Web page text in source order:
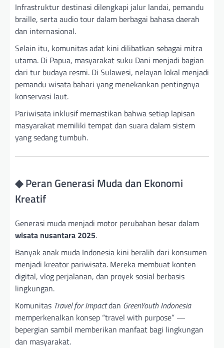
Infrastruktur destinasi dilengkapi jalur landai, pemandu
braille, serta audio tour dalam berbagai bahasa daerah
dan internasional.
Selain itu, komunitas adat kini dilibatkan sebagai mitra
utama. Di Papua, masyarakat suku Dani menjadi bagian
dari tur budaya resmi. Di Sulawesi, nelayan lokal menjadi
pemandu wisata bahari yang menekankan pentingnya
konservasi laut.
Pariwisata inklusif memastikan bahwa setiap lapisan
masyarakat memiliki tempat dan suara dalam sistem
yang sedang tumbuh.
◆ Peran Generasi Muda dan Ekonomi
Kreatif
Generasi muda menjadi motor perubahan besar dalam
wisata nusantara 2025.
Banyak anak muda Indonesia kini beralih dari konsumen
menjadi kreator pariwisata. Mereka membuat konten
digital, vlog perjalanan, dan proyek sosial berbasis
lingkungan.
Komunitas Travel for Impactdan GreenYouth Indonesia
memperkenalkan konsep “travel with purpose” —
bepergian sambil memberikan manfaat bagi lingkungan
dan masyarakat.